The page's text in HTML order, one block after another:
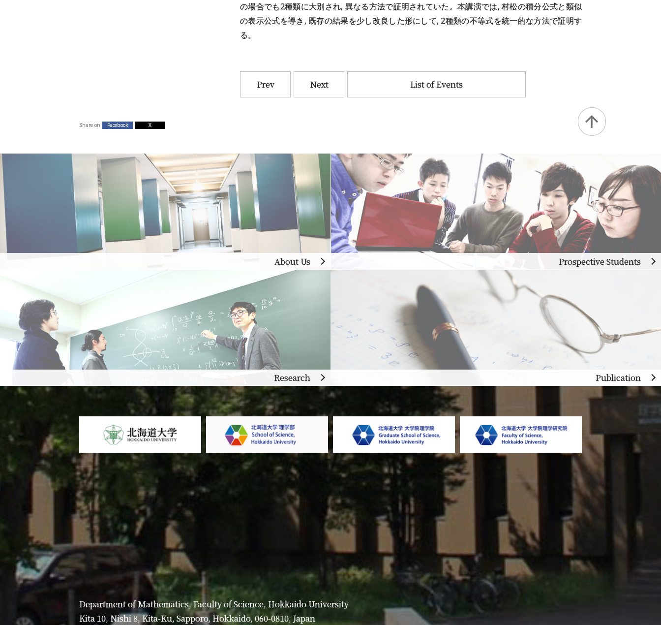
の場合でも2種類に大別され, 異なる方法で証明されていた。本講演では, 村松の積分公式と類似
の表示公式を導き, 既存の結果を少し改良した形にして, 2種類の不等式を統一的な方法で証明す
る。
Prev Next List of Events
Share on Facebook X
About Us Prospective Students
Research Publication
Department of Mathematics, Faculty of Science, Hokkaido University
Kita 10, Nishi 8, Kita-Ku, Sapporo, Hokkaido, 060-0810, Japan